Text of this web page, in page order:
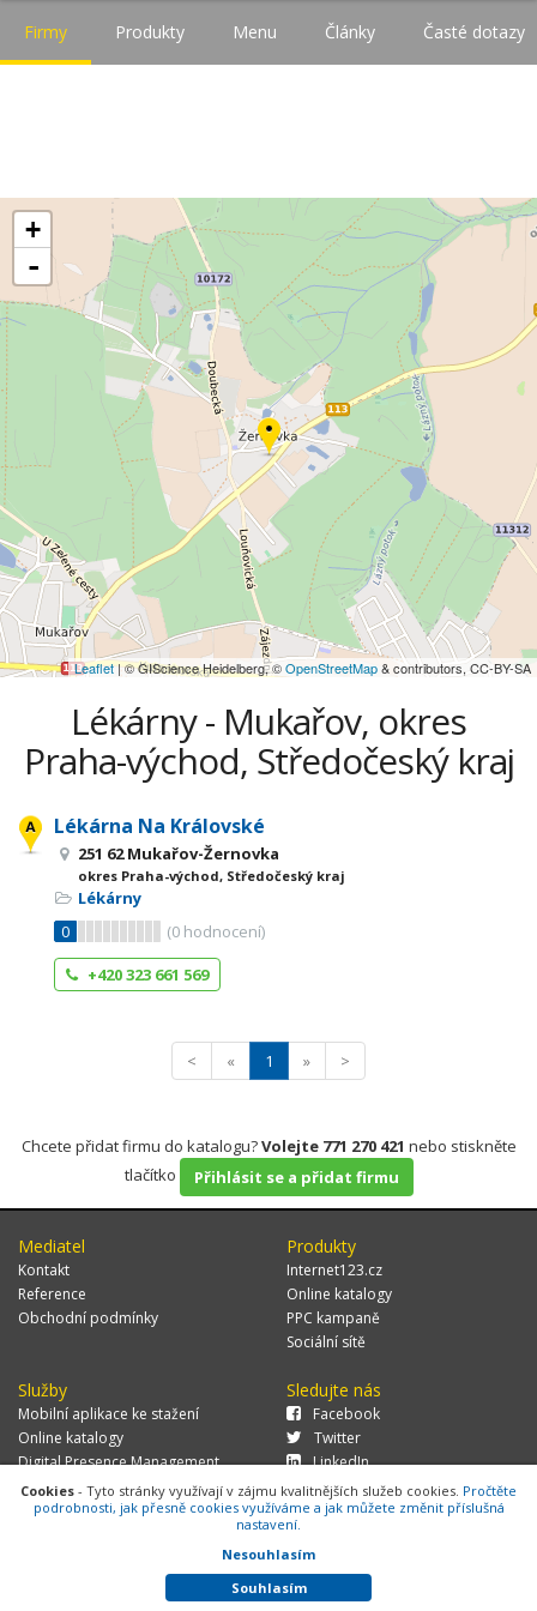
Firmy Produkty Menu Články Časté dotazy
+
-
Leaflet| © GIScience Heidelberg, ©OpenStreetMap& contributors, CC-BY-SA
Lékárny - Mukařov, okres
Praha-východ, Středočeský kraj
Lékárna Na Královské
251 62 Mukařov-Žernovka
okres Praha-východ, Středočeský kraj
Lékárny
0
(0 hodnocení)
+420 323 661 569
< « 1 » >
Chcete přidat firmu do katalogu?Volejte 771 270 421 nebo stiskněte
tlačítko
Přihlásit se a přidat firmu
Mediatel
Kontakt
Reference
Obchodní podmínky
Produkty
Internet123.cz
Online katalogy
PPC kampaně
Sociální sítě
Služby
Mobilní aplikace ke stažení
Online katalogy
Digital Presence Management
Více zákazníků
Sledujte nás
Facebook
Twitter
LinkedIn
© 2026 MEDIATEL CZ, s.r.o.,Za Potokem 46/4, 106 00 Praha 10, tel.:
+420 771 270 421, verze 1.29.0.143,
Cookies
Cookies - Tyto stránky využívají v zájmu kvalitnějších služeb cookies. Pročtěte
podrobnosti, jak přesně cookies využíváme a jak můžete změnit příslušná
nastavení.
Nesouhlasím
Souhlasím